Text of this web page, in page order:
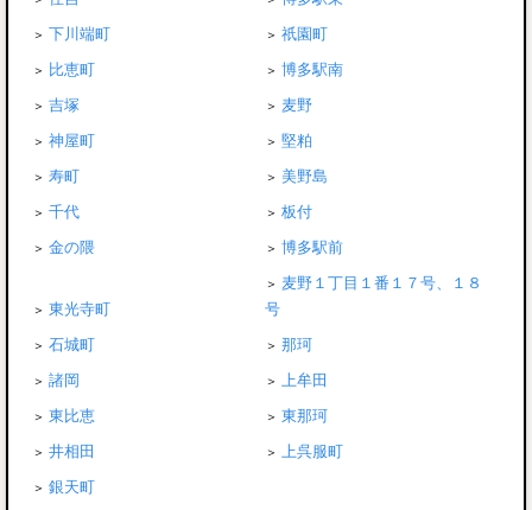
下川端町
祇園町
比恵町
博多駅南
吉塚
麦野
神屋町
堅粕
寿町
美野島
千代
板付
金の隈
博多駅前
東光寺町
麦野１丁目１番１７号、１８
号
石城町
那珂
諸岡
上牟田
東比恵
東那珂
井相田
上呉服町
銀天町